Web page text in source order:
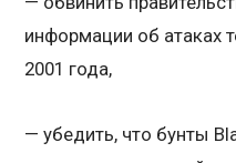
информации об атаках
2001 года,
— убедить, что бунты